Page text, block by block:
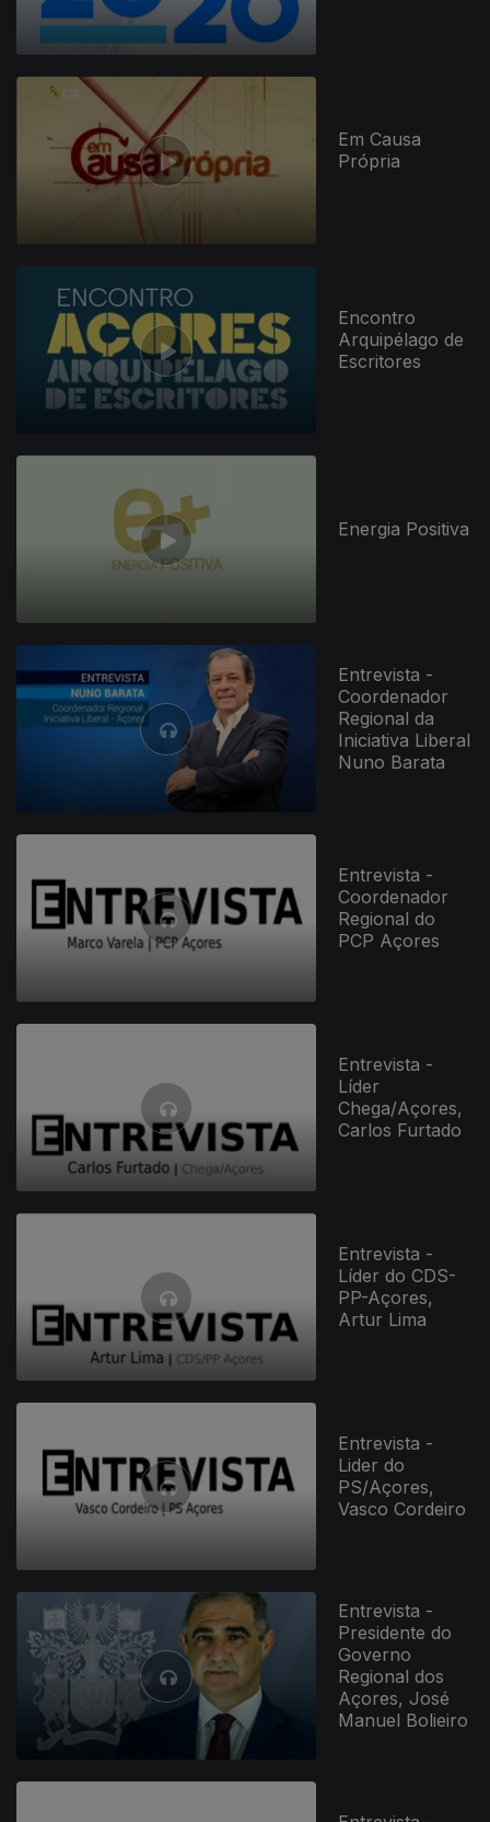
Em Causa
Própria
Encontro
Arquipélago de
Escritores
Energia Positiva
Entrevista -
Coordenador
Regional da
Iniciativa Liberal
Nuno Barata
Entrevista -
Coordenador
Regional do
PCP Açores
Entrevista -
Líder
Chega/Açores,
Carlos Furtado
Entrevista -
Líder do CDS-
PP-Açores,
Artur Lima
Entrevista -
Lider do
PS/Açores,
Vasco Cordeiro
Entrevista -
Presidente do
Governo
Regional dos
Açores, José
Manuel Bolieiro